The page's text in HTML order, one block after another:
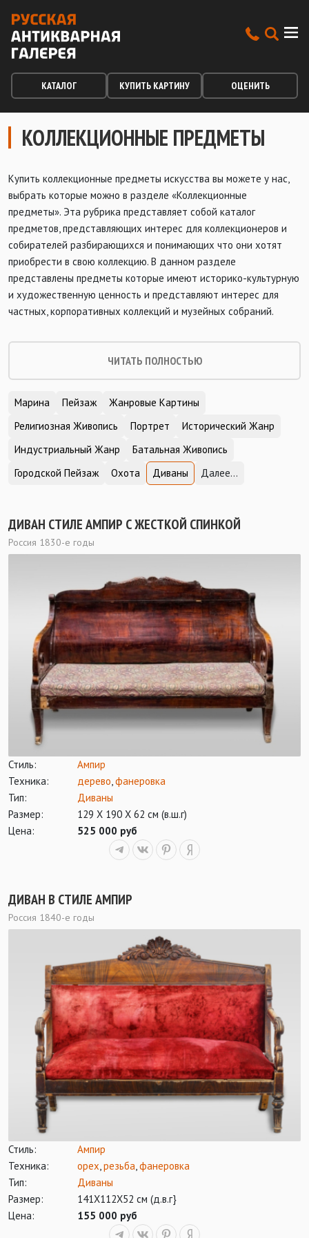
КАТАЛОГ КУПИТЬ КАРТИНУ ОЦЕНИТЬ
КОЛЛЕКЦИОННЫЕ ПРЕДМЕТЫ
Купить коллекционные предметы искусства вы можете у нас,
выбрать которые можно в разделе «Коллекционные
предметы». Эта рубрика представляет собой каталог
предметов, представляющих интерес для коллекционеров и
собирателей разбирающихся и понимающих что они хотят
приобрести в свою коллекцию. В данном разделе
представлены предметы которые имеют историко-культурную
и художественную ценность и представляют интерес для
частных, корпоративных коллекций и музейных собраний.
ЧИТАТЬ ПОЛНОСТЬЮ
Марина Пейзаж
Жанровые Картины
Религиозная Живопись
Портрет
Исторический Жанр
Индустриальный Жанр
Батальная Живопись
Городской Пейзаж
Охота Диваны Далее...
ДИВАН СТИЛЕ АМПИР С ЖЕСТКОЙ СПИНКОЙ
Россия 1830-е годы
Стиль:
Ампир
Техника:
дерево фанеровка
Тип:
Диваны
Размер:
129 Х 190 Х 62 см (в.ш.г)
Цена:
525 000 руб
ДИВАН В СТИЛЕ АМПИР
Россия 1840-е годы
Стиль:
Ампир
Техника:
орех,резьба,фанеровка
Тип:
Диваны
Размер:
141Х112Х52 см (д.в.г}
Цена:
155 000 руб